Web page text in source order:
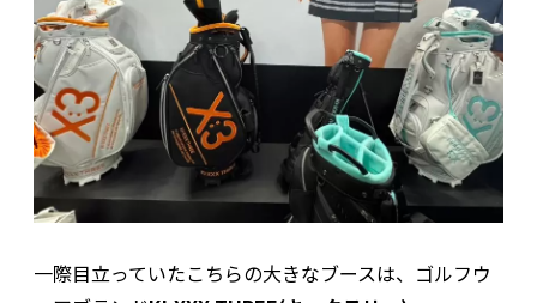
一際目立っていたこちらの大きなブースは、ゴルフウ